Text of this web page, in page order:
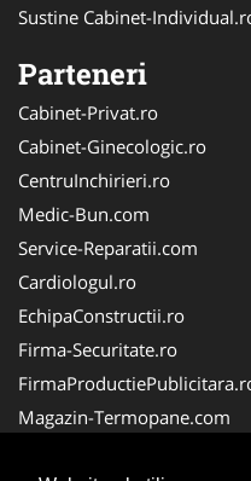
Sustine Cabinet-
Parteneri
Cabinet-Privat.ro
Cabinet-Ginecologic.ro
CentruInchirieri.ro
Medic-Bun.com
Service-Reparatii.com
Cardiologul.ro
EchipaConstructii.ro
Firma-Securitate.ro
Magazin-Termopane.com